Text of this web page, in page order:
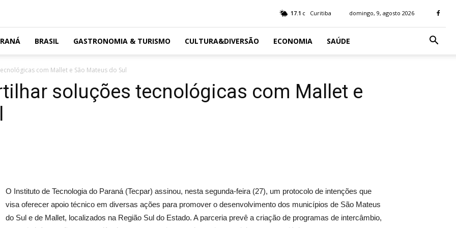
17.1 C Curitiba domingo, 9, agosto 2026
BRASIL GASTRONOMIA & TURISMO CULTURA&DIVERSÃO ECONOMIA SAÚDE
com Mallet e São Mateus do Sul
soluções tecnológicas com Mallet e
O Instituto de Tecnologia do Paraná (Tecpar) assinou, nesta segunda-feira (27), um protocolo de intenções que
visa oferecer apoio técnico em diversas ações para promover o desenvolvimento dos municípios de São Mateus
do Sul e de Mallet, localizados na Região Sul do Estado. A parceria prevê a criação de programas de intercâmbio,